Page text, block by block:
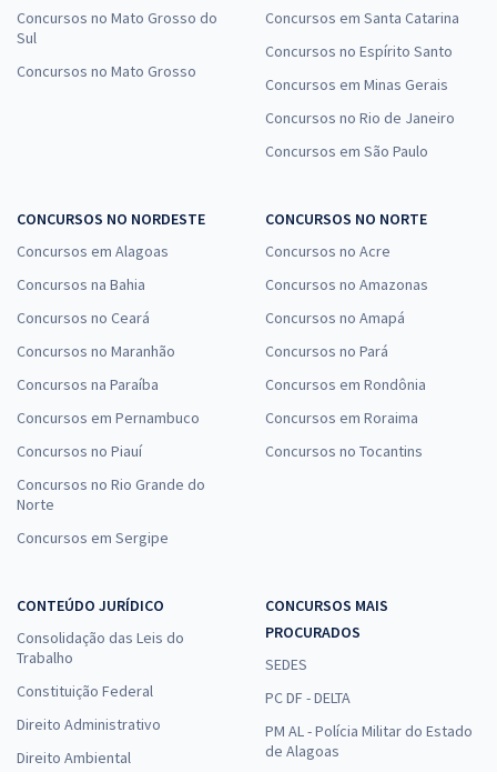
Concursos no Mato Grosso do
Sul
Concursos no Mato Grosso
Concursos em Santa Catarina
Concursos no Espírito Santo
Concursos em Minas Gerais
Concursos no Rio de Janeiro
Concursos em São Paulo
CONCURSOS NO NORDESTE
Concursos em Alagoas
Concursos na Bahia
Concursos no Ceará
Concursos no Maranhão
Concursos na Paraíba
Concursos em Pernambuco
Concursos no Piauí
Concursos no Rio Grande do
Norte
Concursos em Sergipe
CONCURSOS NO NORTE
Concursos no Acre
Concursos no Amazonas
Concursos no Amapá
Concursos no Pará
Concursos em Rondônia
Concursos em Roraima
Concursos no Tocantins
CONTEÚDO JURÍDICO
Consolidação das Leis do
Trabalho
Constituição Federal
Direito Administrativo
Direito Ambiental
CONCURSOS MAIS
PROCURADOS
SEDES
PC DF - DELTA
PM AL - Polícia Militar do Estado
de Alagoas